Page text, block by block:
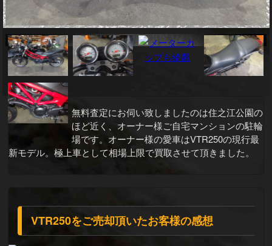
無料査定にお伺い致しましたのは住之江公園の
ほど近く、オーナー様ご自宅マンションの駐輪
場です。オーナー様の愛車はVTR250の現行最
新モデル。極上車として相場上限で買取させて頂きました。
VTR250をご売却頂いたお客様の感想